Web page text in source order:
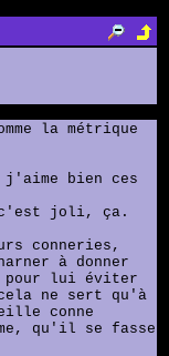
la métrique
bien ces
c'est joli, ça.
conneries,
à donner
pour lui éviter
cela ne sert qu'à
conne
qu'il se fasse